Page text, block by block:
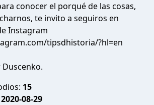
conocer el porqué de las cosas,
te invito a seguiros en
Instagram
tipsdhistoria/?hl=en
Duscenko.
15
2020-08-29